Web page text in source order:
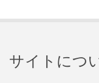
サイトにつ